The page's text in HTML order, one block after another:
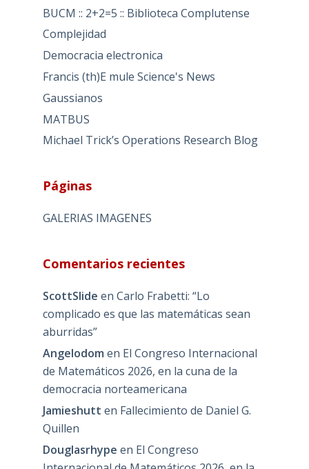
BUCM :: 2+2=5 :: Biblioteca Complutense
Complejidad
Democracia electronica
Francis (th)E mule Science's News
Gaussianos
MATBUS
Michael Trick’s Operations Research Blog
Páginas
GALERIAS IMAGENES
Comentarios recientes
ScottSlide en Carlo Frabetti: “Lo
complicado es que las matemáticas sean
aburridas”
Angelodom en El Congreso Internacional
de Matemáticos 2026, en la cuna de la
democracia norteamericana
Jamieshutt en Fallecimiento de Daniel G.
Quillen
Douglasrhype en El Congreso